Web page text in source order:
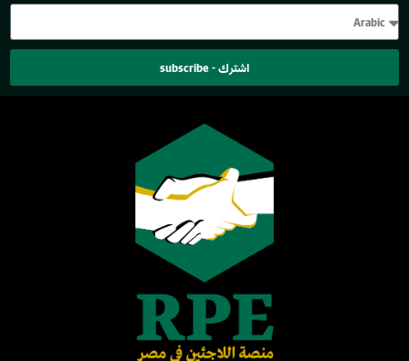
اشترك - subscribe